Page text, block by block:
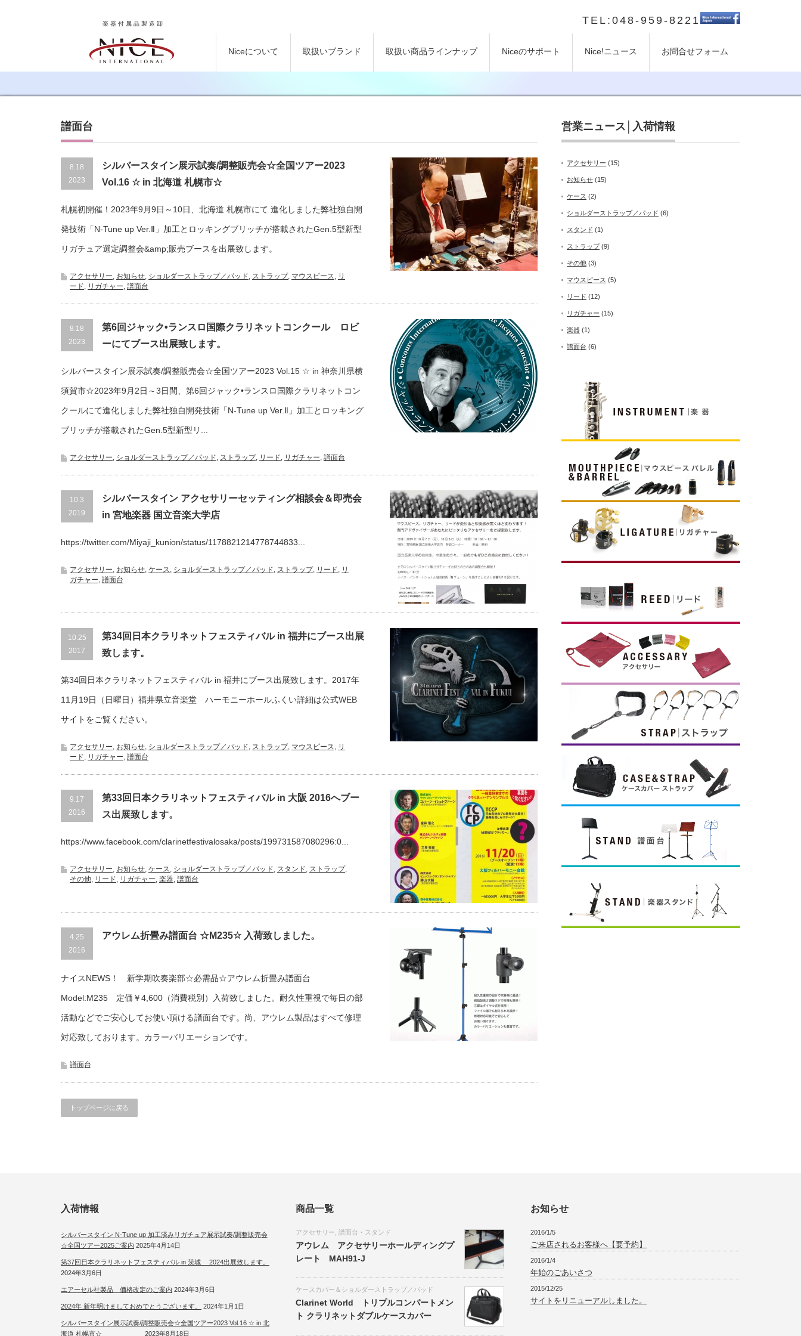
楽器付属品製造卸 TEL:048-959-8221
Niceについて 取扱いブランド 取扱い商品ラインナップ Niceのサポート Nice!ニュース お問合せフォーム
譜面台
8.18
2023
シルバースタイン展示試奏/調整販売会☆全国ツアー2023
Vol.16 ☆ in 北海道 札幌市☆
札幌初開催！2023年9月9日～10日、北海道 札幌市にて 進化しました弊社独自開
発技術「N-Tune up Ver.Ⅱ」加工とロッキングブリッチが搭載されたGen.5型新型
リガチュア選定調整会&amp;販売ブースを出展致します。
アクセサリー, お知らせ, ショルダーストラップ／パッド, ストラップ, マウスピース, リ
ード, リガチャー, 譜面台
8.18
2023
第6回ジャック•ランスロ国際クラリネットコンクール ロビ
ーにてブース出展致します。
シルバースタイン展示試奏/調整販売会☆全国ツアー2023 Vol.15 ☆ in 神奈川県横
須賀市☆2023年9月2日～3日間、第6回ジャック•ランスロ国際クラリネットコン
クールにて進化しました弊社独自開発技術「N-Tune up Ver.Ⅱ」加工とロッキング
ブリッチが搭載されたGen.5型新型リ...
アクセサリー, ショルダーストラップ／パッド, ストラップ, リード, リガチャー, 譜面台
10.3
2019
シルバースタイン アクセサリーセッティング相談会＆即売会
in 宮地楽器 国立音楽大学店
https://twitter.com/Miyaji_kunion/status/1178821214778744833...
アクセサリー, お知らせ, ケース, ショルダーストラップ／パッド, ストラップ, リード, リ
ガチャー, 譜面台
10.25
2017
第34回日本クラリネットフェスティバル in 福井にブース出展
致します。
第34回日本クラリネットフェスティバル in 福井にブース出展致します。2017年
11月19日（日曜日）福井県立音楽堂 ハーモニーホールふくい詳細は公式WEB
サイトをご覧ください。
アクセサリー, お知らせ, ショルダーストラップ／パッド, ストラップ, マウスピース, リ
ード, リガチャー, 譜面台
9.17
2016
第33回日本クラリネットフェスティバル in 大阪 2016へブー
ス出展致します。
https://www.facebook.com/clarinetfestivalosaka/posts/199731587080296:0...
アクセサリー, お知らせ, ケース, ショルダーストラップ／パッド, スタンド, ストラップ,
その他, リード, リガチャー, 楽器, 譜面台
4.25
2016
アウレム折畳み譜面台 ☆M235☆ 入荷致しました。
ナイスNEWS！ 新学期吹奏楽部☆必需品☆アウレム折畳み譜面台
Model:M235 定価￥4,600（消費税別）入荷致しました。耐久性重視で毎日の部
活動などでご安心してお使い頂ける譜面台です。尚、アウレム製品はすべて修理
対応致しております。カラーバリエーションです。
譜面台
トップページに戻る
営業ニュース│入荷情報
アクセサリー (15)
お知らせ (15)
ケース (2)
ショルダーストラップ／パッド (6)
スタンド (1)
ストラップ(9)
その他 (3)
マウスピース (5)
リード (12)
リガチャー (15)
楽器 (1)
譜面台 (6)
入荷情報
シルバースタイン N-Tune up 加工済みリガチュア展示試奏/調整販売会
☆全国ツアー2025ご案内 2025年4月14日
第37回日本クラリネットフェスティバル in 茨城 2024出展致します。
2024年3月6日
エアーセル社製品 価格改定のご案内 2024年3月6日
2024年 新年明けましておめでとうございます。 2024年1月1日
シルバースタイン展示試奏/調整販売会☆全国ツアー2023 Vol.16 ☆ in 北
海道 札幌市☆
2023年8月18日
商品一覧
アクセサリー 譜面台・スタンド
アウレム アクセサリーホールディングプ
レート MAH91-J
ケースカバー＆ショルダーストラップ／パッド
Clarinet World トリプルコンパートメン
ト クラリネットダブルケースカバー
お知らせ
2016/1/5
ご来店されるお客様へ【要予約】
2016/1/4
年始のごあいさつ
2015/12/25
サイトをリニューアルしました。